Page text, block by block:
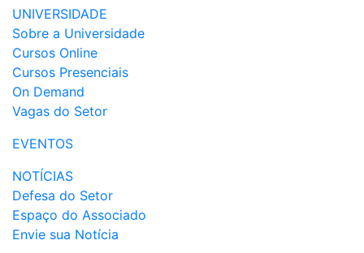
UNIVERSIDADE
Sobre a Universidade
Cursos Online
Cursos Presenciais
On Demand
Vagas do Setor
EVENTOS
NOTÍCIAS
Defesa do Setor
Espaço do Associado
Envie sua Notícia